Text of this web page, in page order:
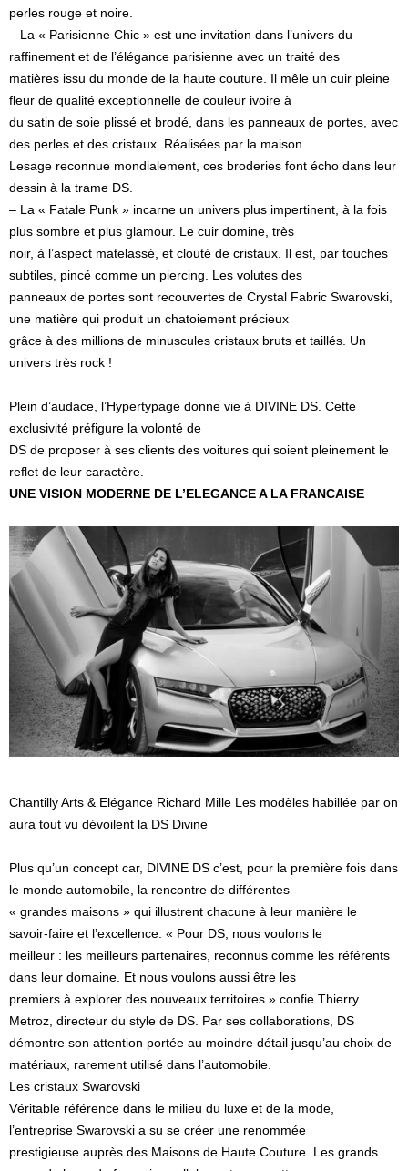
perles rouge et noire.
– La « Parisienne Chic » est une invitation dans l’univers du
raffinement et de l’élégance parisienne avec un traité des
matières issu du monde de la haute couture. Il mêle un cuir pleine
fleur de qualité exceptionnelle de couleur ivoire à
du satin de soie plissé et brodé, dans les panneaux de portes, avec
des perles et des cristaux. Réalisées par la maison
Lesage reconnue mondialement, ces broderies font écho dans leur
dessin à la trame DS.
– La « Fatale Punk » incarne un univers plus impertinent, à la fois
plus sombre et plus glamour. Le cuir domine, très
noir, à l’aspect matelassé, et clouté de cristaux. Il est, par touches
subtiles, pincé comme un piercing. Les volutes des
panneaux de portes sont recouvertes de Crystal Fabric Swarovski,
une matière qui produit un chatoiement précieux
grâce à des millions de minuscules cristaux bruts et taillés. Un
univers très rock !
Plein d’audace, l’Hypertypage donne vie à DIVINE DS. Cette
exclusivité préfigure la volonté de
DS de proposer à ses clients des voitures qui soient pleinement le
reflet de leur caractère.
UNE VISION MODERNE DE L’ELEGANCE A LA FRANCAISE
Chantilly Arts & Elégance Richard Mille Les modèles habillée par on
aura tout vu dévoilent la DS Divine
Plus qu’un concept car, DIVINE DS c’est, pour la première fois dans
le monde automobile, la rencontre de différentes
« grandes maisons » qui illustrent chacune à leur manière le
savoir-faire et l’excellence. « Pour DS, nous voulons le
meilleur : les meilleurs partenaires, reconnus comme les référents
dans leur domaine. Et nous voulons aussi être les
premiers à explorer des nouveaux territoires » confie Thierry
Metroz, directeur du style de DS. Par ses collaborations, DS
démontre son attention portée au moindre détail jusqu’au choix de
matériaux, rarement utilisé dans l’automobile.
Les cristaux Swarovski
Véritable référence dans le milieu du luxe et de la mode,
l’entreprise Swarovski a su se créer une renommée
prestigieuse auprès des Maisons de Haute Couture. Les grands